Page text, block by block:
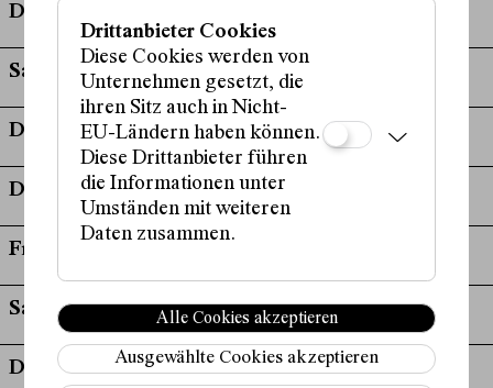
Di, 07. November, 20:00 Uhr
Sa, 11. November, 15:00 Uhr
Di, 14. November, 20:00 Uhr
Do, 16. November, 20:00 Uhr
Fr, 17. November, 20:00 Uhr
Sa, 18. November, 20:00 Uhr
Do, 23. November, 20:00 Uhr
Drittanbieter Cookies
Diese Cookies werden von
Unternehmen gesetzt, die
ihren Sitz auch in Nicht-
EU-Ländern haben können.
Diese Drittanbieter führen
die Informationen unter
Umständen mit weiteren
Daten zusammen.
Alle Cookies akzeptieren
Ausgewählte Cookies akzeptieren